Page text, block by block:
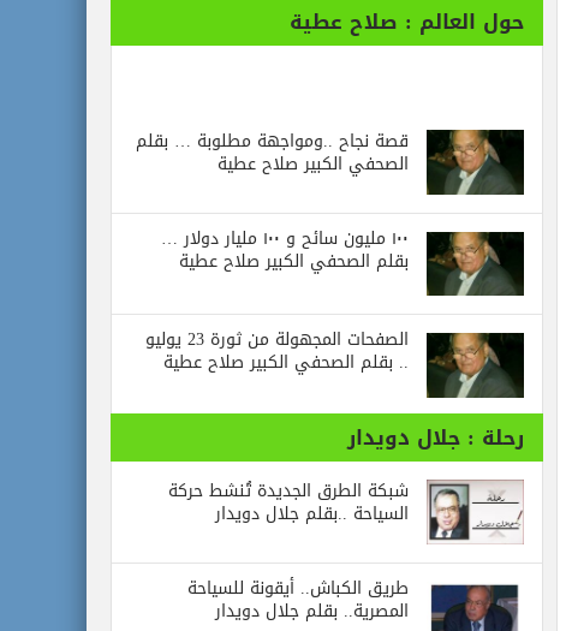
حول العالم : صلاح عطية
قصة نجاح ..ومواجهة مطلوبة … بقلم
الصحفي الكبير صلاح عطية
١٠٠ مليون سائح و ١٠٠ مليار دولار …
بقلم الصحفي الكبير صلاح عطية
الصفحات المجهولة من ثورة 23 يوليو
.. بقلم الصحفي الكبير صلاح عطية
رحلة : جلال دويدار
شبكة الطرق الجديدة تُنشط حركة
السياحة ..بقلم جلال دويدار
طريق الكباش.. أيقونة للسياحة
المصرية.. بقلم جلال دويدار